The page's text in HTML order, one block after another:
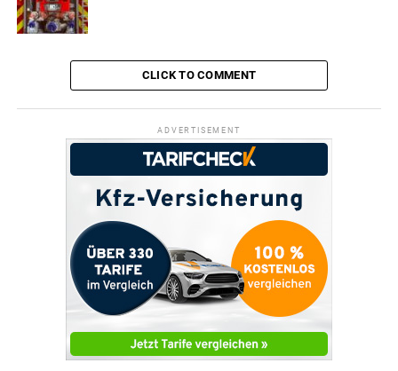
CLICK TO COMMENT
ADVERTISEMENT